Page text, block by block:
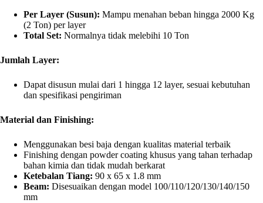
Per Layer (Susun): Mampu menahan beban hingga 2000 Kg
(2 Ton) per layer
Total Set: Normalnya tidak melebihi 10 Ton
Jumlah Layer:
Dapat disusun mulai dari 1 hingga 12 layer, sesuai kebutuhan
dan spesifikasi pengiriman
Material dan Finishing:
Menggunakan besi baja dengan kualitas material terbaik
Finishing dengan powder coating khusus yang tahan terhadap
bahan kimia dan tidak mudah berkarat
Ketebalan Tiang: 90 x 65 x 1.8 mm
Beam: Disesuaikan dengan model 100/110/120/130/140/150
mm